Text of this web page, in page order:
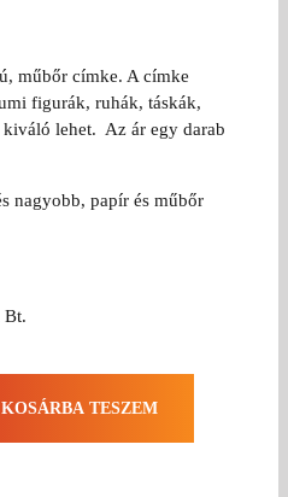
műbőr címke. A címke
figurák, ruhák, táskák,
lehet. Az ár egy darab
nagyobb, papír és műbőr
Bt.
KOSÁRBA TESZEM